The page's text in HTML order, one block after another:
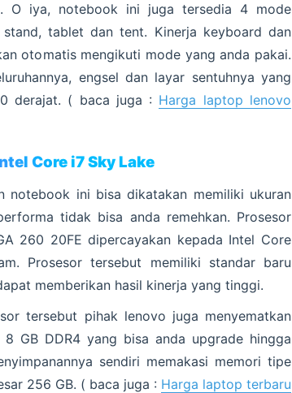
O iya, notebook ini juga tersedia 4 mode
tablet dan tent. Kinerja keyboard dan
otomatis mengikuti mode yang anda pakai.
engsel dan layar sentuhnya yang
derajat. ( baca juga : Harga laptop lenovo
Core i7 Sky Lake
notebook ini bisa dikatakan memiliki ukuran
tidak bisa anda remehkan. Prosesor
260 20FE dipercayakan kepada Intel Core
Prosesor tersebut memiliki standar baru
memberikan hasil kinerja yang tinggi.
tersebut pihak lenovo juga menyematkan
8 GB DDR4 yang bisa anda upgrade hingga
sendiri memakasi memori tipe
256 GB. ( baca juga : Harga laptop terbaru